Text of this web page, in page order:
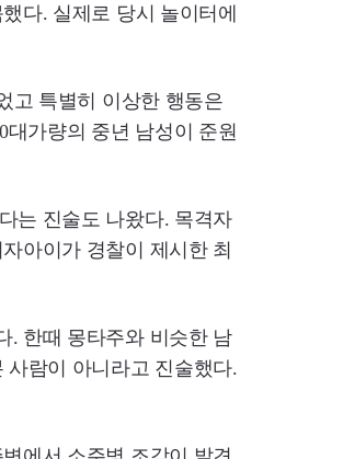
다. 실제로 당시 놀이터에
고 특별히 이상한 행동은
가량의 중년 남성이 준원
는 진술도 나왔다. 목격자
아이가 경찰이 제시한 최
. 한때 몽타주와 비슷한 남
람이 아니라고 진술했다.